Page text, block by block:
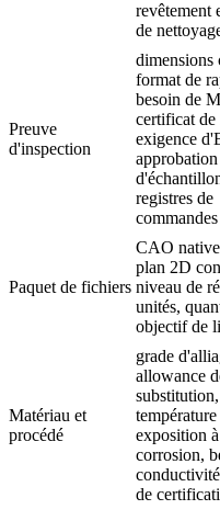
revêtement
de
Preuve
d'inspection
dimensions
format de
besoin de
certificat de
exigence
approbation
registres de
Paquet de fichiers
CAO
plan 2D
niveau de
unités,
objectif de
Matériau et
procédé
grade
allowance
substitution,
exposition
corrosion,
de